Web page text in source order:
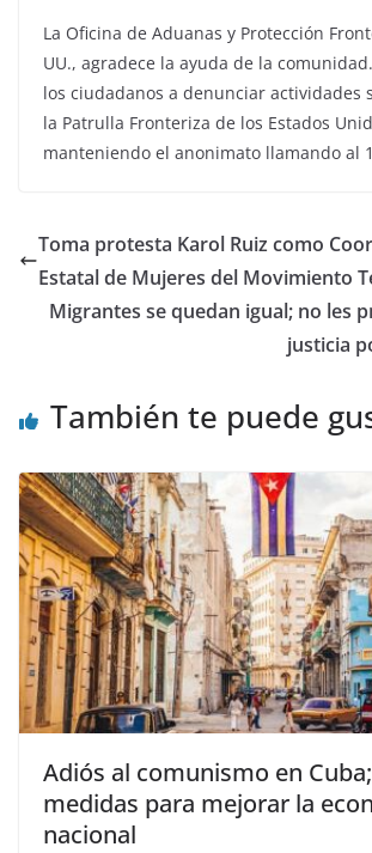
La Oficina de Aduanas y Protección
UU., agradece la ayuda de la
los ciudadanos a denunciar actividades
la Patrulla Fronteriza de los Estados
manteniendo el anonimato llamando al
Toma protesta Karol Ruiz como
Estatal de Mujeres del Movimiento
Migrantes se quedan igual; no les
justicia
También te puede
Adiós al comunismo en
medidas para mejorar la
nacional